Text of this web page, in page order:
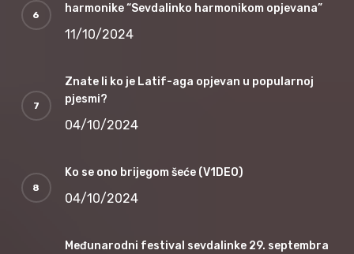
harmonike “Sevdalinko harmonikom opjevana”
11/10/2024
Znate li ko je Latif-aga opjevan u popularnoj
pjesmi?
04/10/2024
Ko se ono brijegom šeće (V1DEO)
04/10/2024
Međunarodni festival sevdalinke 29. septembra